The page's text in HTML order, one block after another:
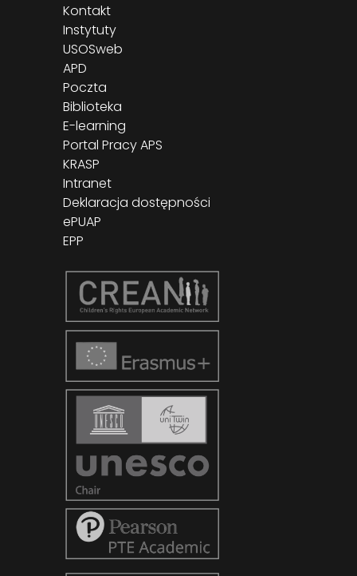
Kontakt
Instytuty
USOSweb
APD
Poczta
Biblioteka
E-learning
Portal Pracy APS
KRASP
Intranet
Deklaracja dostępności
ePUAP
EPP